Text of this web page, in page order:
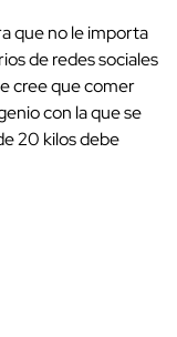
que no le importa
de redes sociales
cree que comer
con la que se
20 kilos debe